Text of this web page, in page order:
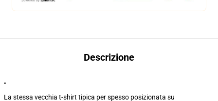
Descrizione
"
La stessa vecchia t-shirt tipica per spesso posizionata su